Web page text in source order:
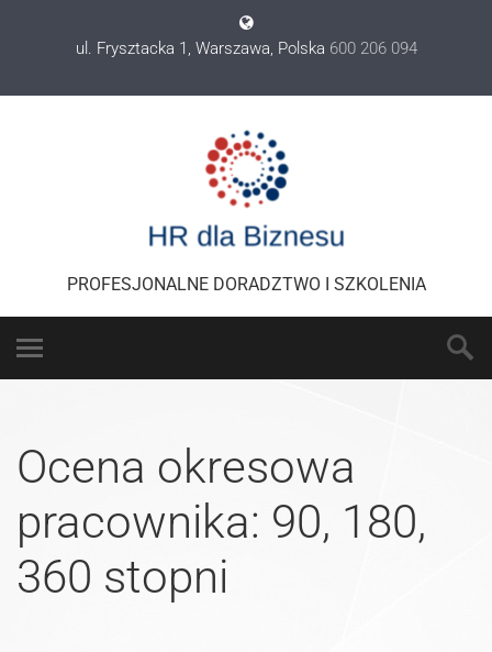
ul. Frysztacka 1, Warszawa, Polska 600 206 094
PROFESJONALNE DORADZTWO I SZKOLENIA
Ocena okresowa
pracownika: 90, 180,
360 stopni